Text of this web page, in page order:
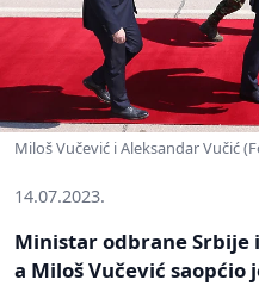
Miloš Vučević i Aleksandar Vučić
14.07.2023.
Ministar odbrane Srbije
a Miloš Vučević saopćio